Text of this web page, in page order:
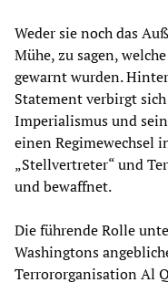
Weder sie noch das
Mühe, zu sagen,
gewarnt wurden.
Statement verbirgt
Imperialismus und
einen Regimewechsel
„Stellvertreter“ und
und bewaffnet.
Die führende Rolle
Washingtons
Terrororganisation Al